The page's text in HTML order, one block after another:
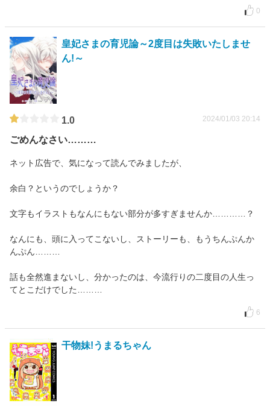
0
皇妃さまの育児論～2度目は失敗いたしませ
ん!～
1.0 2024/01/03 20:14
ごめんなさい………
ネット広告で、気になって読んでみましたが、
余白？というのでしょうか？
文字もイラストもなんにもない部分が多すぎませんか…………？
なんにも、頭に入ってこないし、ストーリーも、もうちんぷんか
んぷん………
話も全然進まないし、分かったのは、今流行りの二度目の人生っ
てとこだけでした………
6
干物妹!うまるちゃん